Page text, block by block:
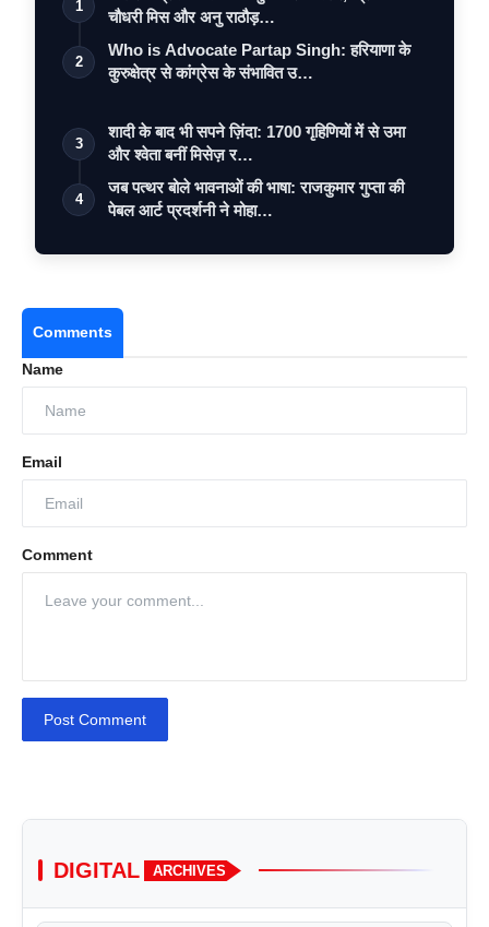
1
चौधरी मिस और अनु राठौड़…
2
Who is Advocate Partap Singh: हरियाणा के
कुरुक्षेत्र से कांग्रेस के संभावित उ…
3
शादी के बाद भी सपने ज़िंदा: 1700 गृहिणियों में से उमा
और श्वेता बनीं मिसेज़ र…
4
जब पत्थर बोले भावनाओं की भाषा: राजकुमार गुप्ता की
पेबल आर्ट प्रदर्शनी ने मोहा…
Comments
Name
Email
Comment
Post Comment
DIGITAL ARCHIVES